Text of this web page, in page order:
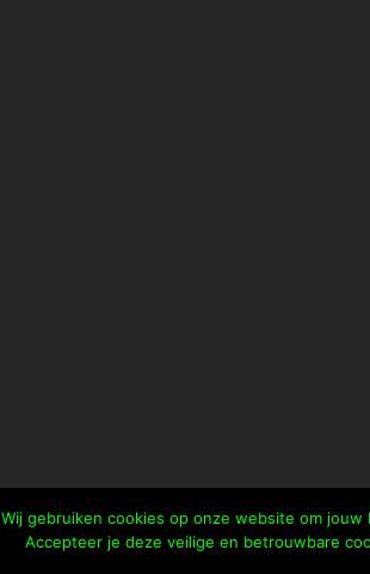
Wij gebruiken cookies op onze website om
Accepteer je deze veilige en betrouwbare